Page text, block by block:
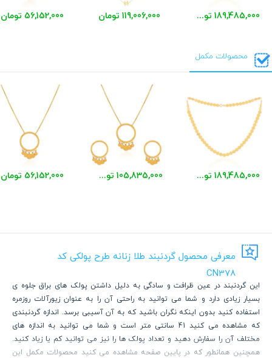
189,485,000 تومان 119,006,000 تومان 56,152,000 تومان
محصولات مکمل
189,485,000 تومان 105,835,000 تومان 56,152,000 تومان
معرفی محصول گردنبند طلا زنانه طرح پولکی کد
CN378
این گردنبند در عین ظرافت و سادگی به دلیل داشتن پولک های براق جلوه ی
بسیار زیادی دارد و شما می توانید به راحتی آن را به عنوان زیورآلات روزمره
استفاده کنید بدون اینکه نگران باشید که به آن آسیبی برسد. اندازه گردنبندی
که مشاهده می کنید 41 سانتی متر است و شما می توانید به اندازه های
مختلف آن را سفارش دهید و تعداد پولک ها را نیز می توانید کم یا زیاد کنید.
همچنین همانطور که در پایین صفحه مشاهده می کنید محصولات مکمل این